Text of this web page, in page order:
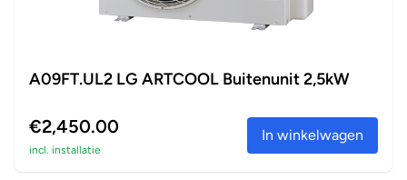
A09FT.UL2 LG ARTCOOL Buitenunit 2,5kW
€2,450.00
incl. installatie
In winkelwagen